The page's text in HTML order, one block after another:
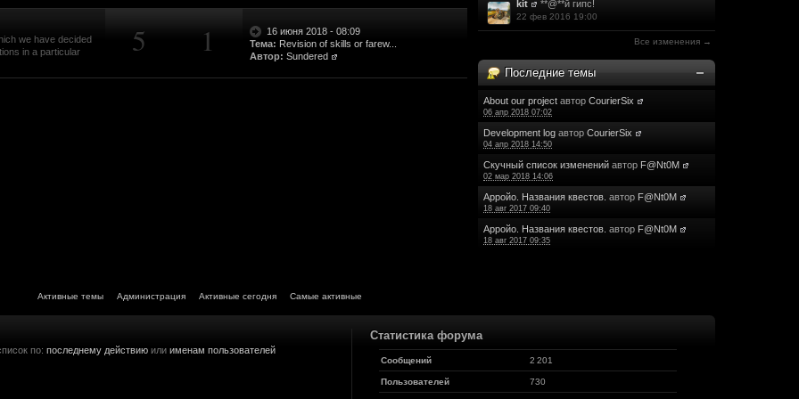
(13 ноября 2017 - 12:37)
(13 ноября 2017 - 10:55)
(13 ноября 2017 - 04:08)
узнал о проекте , несказанно рад !!!!! Спасибо огромное что занимаетесь таким не лёгким делом !!!!
(12 ноября 2017 - 08:18)
(11 ноября 2017 - 16:45)
(07 ноября 2017 - 22:43)
(29 октября 2017 - 13:28)
озвучить подобную фразу...
подросли и им не до этого, а для любителей 3 и 4 части это не интересно, но морально я с вами удачи ребят
сделать.
(17 октября 2017 - 18:53)
(16 октября 2017 - 13:30)
группы стучался - то там уже обсудили, разберёмся дальше уже со скриптером.
kit **@**й гипс!
22 фев 2016 19:00
Все изменения →
Последние темы
About our project авторCourierSix
06 апр 2018 07:02
Development log авторCourierSix
04 апр 2018 14:50
Скучный список изменений автор F@Nt0M
02 мар 2018 14:06
Арройо. Названия квестов. автор F@Nt0M
18 авг 2017 09:40
Арройо. Названия квестов. автор F@Nt0M
18 авг 2017 09:35
we have decided
in a particular
5 1
16 июня 2018 - 08:09
Тема: Revision of skills or farew...
Автор: Sundered
Активные темы Администрация Активные сегодня Самые активные
Статистика форума
Сообщений 2 201
Пользователей 730
по: последнему действию или именам пользователей